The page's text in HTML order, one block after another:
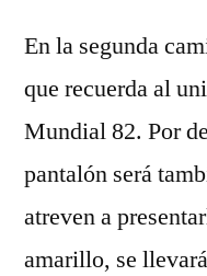
En la segunda
que recuerda al
Mundial 82. Por
pantalón será
atreven a
amarillo, se